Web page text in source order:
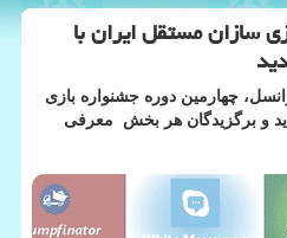
سازان مستقل ایران با
چهارمین دوره جشنواره بازی
و برگزیدگان هر بخش معرفی